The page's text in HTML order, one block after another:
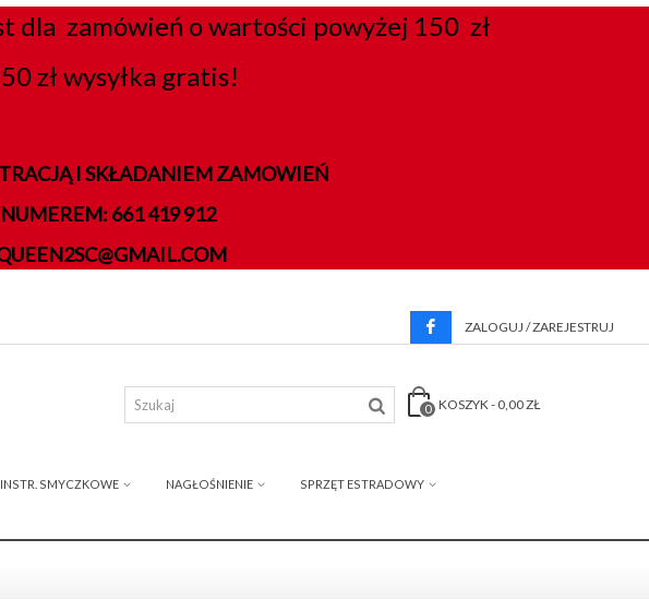
dla zamówień o wartości powyżej 150 zł
zł wysyłka gratis!
I SKŁADANIEM ZAMOWIEŃ
661 419 912
ZALOGUJ / ZAREJESTRUJ
0 KOSZYK- 0,00 ZŁ
INSTR. SMYCZKOWE NAGŁOŚNIENIE SPRZĘT ESTRADOWY